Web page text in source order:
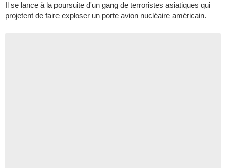
Il se lance à la poursuite d'un gang de terroristes asiatiques qui
projetent de faire exploser un porte avion nucléaire américain.